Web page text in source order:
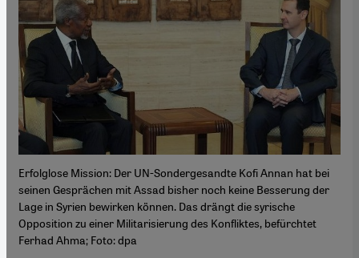
Erfolglose Mission: Der UN-Sondergesandte Kofi Annan hat bei
seinen Gesprächen mit Assad bisher noch keine Besserung der
Lage in Syrien bewirken können. Das drängt die syrische
Opposition zu einer Militarisierung des Konfliktes, befürchtet
Ferhad Ahma; Foto: dpa